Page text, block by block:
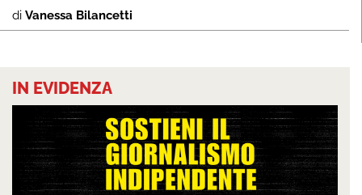
di Vanessa Bilancetti
IN EVIDENZA